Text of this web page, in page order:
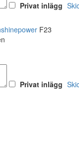
Privat inlägg
F23
Privat inlägg